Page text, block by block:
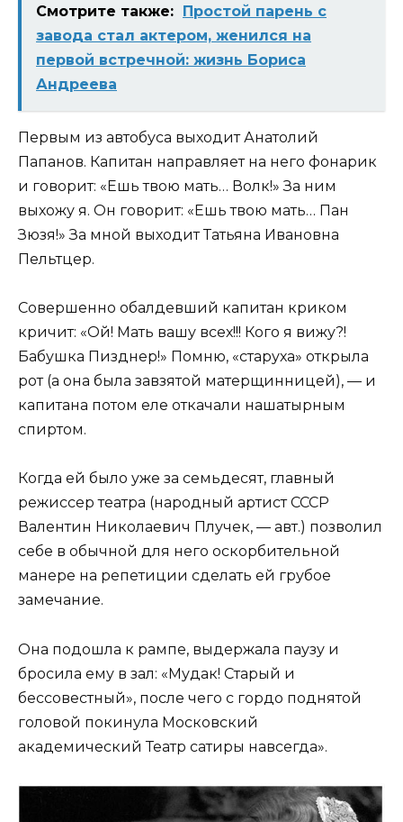
Смотрите также: Простой парень с
завода стал актером, женился на
первой встречной: жизнь Бориса
Андреева
Первым из автобуса выходит Анатолий
Папанов. Капитан направляет на него фонарик
и говорит: «Ешь твою мать… Волк!» За ним
выхожу я. Он говорит: «Ешь твою мать… Пан
Зюзя!» За мной выходит Татьяна Ивановна
Пельтцер.
Совершенно обалдевший капитан криком
кричит: «Ой! Мать вашу всех!!! Кого я вижу?!
Бабушка Пизднер!» Помню, «старуха» открыла
рот (а она была завзятой матерщинницей), — и
капитана потом еле откачали нашатырным
спиртом.
Когда ей было уже за семьдесят, главный
режиссер театра (народный артист СССР
Валентин Николаевич Плучек, — авт.) позволил
себе в обычной для него оскорбительной
манере на репетиции сделать ей грубое
замечание.
Она подошла к рампе, выдержала паузу и
бросила ему в зал: «Мудак! Старый и
бессовестный», после чего с гордо поднятой
головой покинула Московский
академический Театр сатиры навсегда».